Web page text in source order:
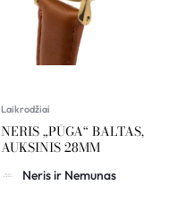
Laikrodžiai
NERIS „PŪGA“ BALTAS,
AUKSINIS 28MM
Neris ir Nemunas